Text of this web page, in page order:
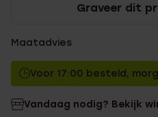
Graveer dit
Maatadvies
Voor 17:00 besteld,
Vandaag nodig? Bekijk